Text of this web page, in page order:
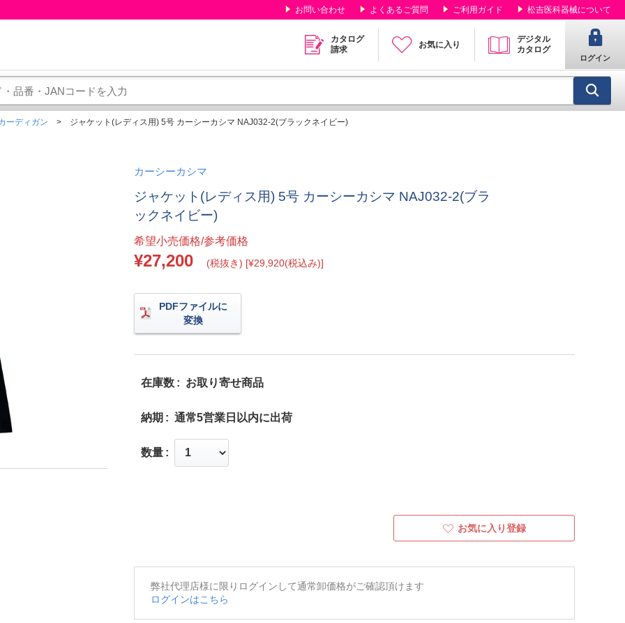
お問い合わせ よくあるご質問 ご利用ガイド 松吉医科器械について
カタログ
請求
お気に入り
デジタル
カタログ
ログイン
ーディガン ジャケット(レディス用) 5号 カーシーカシマ NAJ032-2(ブラックネイビー)
カーシーカシマ
ジャケット(レディス用) 5号 カーシーカシマ NAJ032-2(ブラ
ックネイビー)
希望小売価格/参考価格
¥27,200 (税抜き) [¥29,920(税込み)]
PDFファイルに
変換
在庫数 お取り寄せ商品
納期 通常5営業日以内に出荷
数量
お気に入り登録
弊社代理店様に限りログインして通常卸価格がご確認頂けます
ログインはこちら